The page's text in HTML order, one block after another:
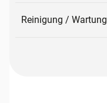
Reinigung / Wartung